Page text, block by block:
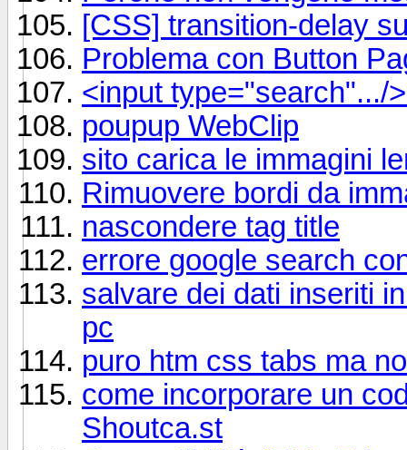
[CSS] transition-delay
Problema con Button
<input type="search".../
poupup WebClip
sito carica le immagini
Rimuovere bordi da
nascondere tag title
errore google search
salvare dei dati inseriti
pc
puro htm css tabs ma
come incorporare un
Shoutca.st